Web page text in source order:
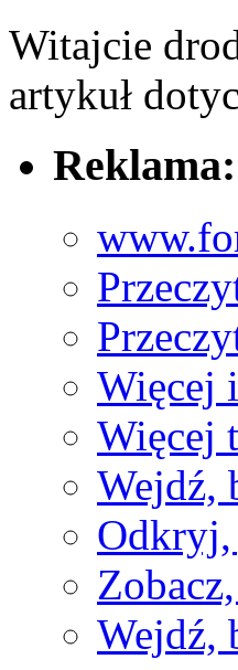
Witajcie
artykuł
Reklama:
Więcej
Więcej
Wejdź,
Odkryj,
Wejdź,